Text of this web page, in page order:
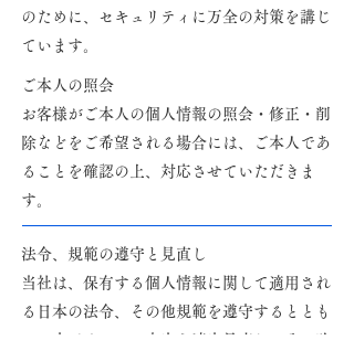
のために、セキュリティに万全の対策を講じ
ています。
ご本人の照会
​お客様がご本人の個人情報の照会・修正・削
除などをご希望される場合には、ご本人であ
ることを確認の上、対応させていただきま
す。
法令、規範の遵守と見直し
当社は、保有する個人情報に関して適用され
る日本の法令、その他規範を遵守するととも